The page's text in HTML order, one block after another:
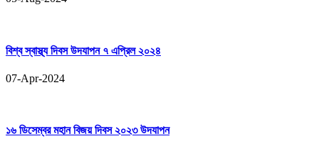
বিশ্ব স্বাস্থ্য দিবস উদযাপন ৭ এপ্রিল ২০২৪
07-Apr-2024
১৬ ডিসেম্বর মহান বিজয় দিবস ২০২৩ উদযাপন